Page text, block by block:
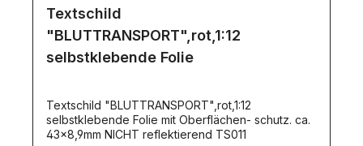
Textschild
"BLUTTRANSPORT",rot,1:12
selbstklebende Folie
Textschild "BLUTTRANSPORT",rot,1:12
selbstklebende Folie mit Oberflächen- schutz. ca.
43x8,9mm NICHT reflektierend TS011